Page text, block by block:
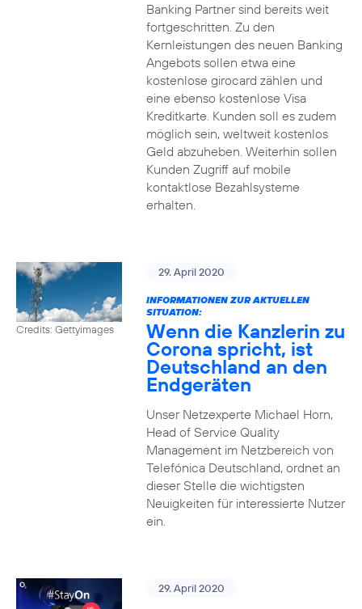
Banking Partner sind bereits weit
fortgeschritten. Zu den
Kernleistungen des neuen Banking
Angebots sollen etwa eine
kostenlose girocard zählen und
eine ebenso kostenlose Visa
Kreditkarte. Kunden soll es zudem
möglich sein, weltweit kostenlos
Geld abzuheben. Weiterhin sollen
Kunden Zugriff auf mobile
kontaktlose Bezahlsysteme
erhalten.
Credits: Gettyimages
29. April 2020
INFORMATIONEN ZUR AKTUELLEN
SITUATION:
Wenn die Kanzlerin zu
Corona spricht, ist
Deutschland an den
Endgeräten
Unser Netzexperte Michael Horn,
Head of Service Quality
Management im Netzbereich von
Telefónica Deutschland, ordnet an
dieser Stelle die wichtigsten
Neuigkeiten für interessierte Nutzer
ein.
29. April 2020